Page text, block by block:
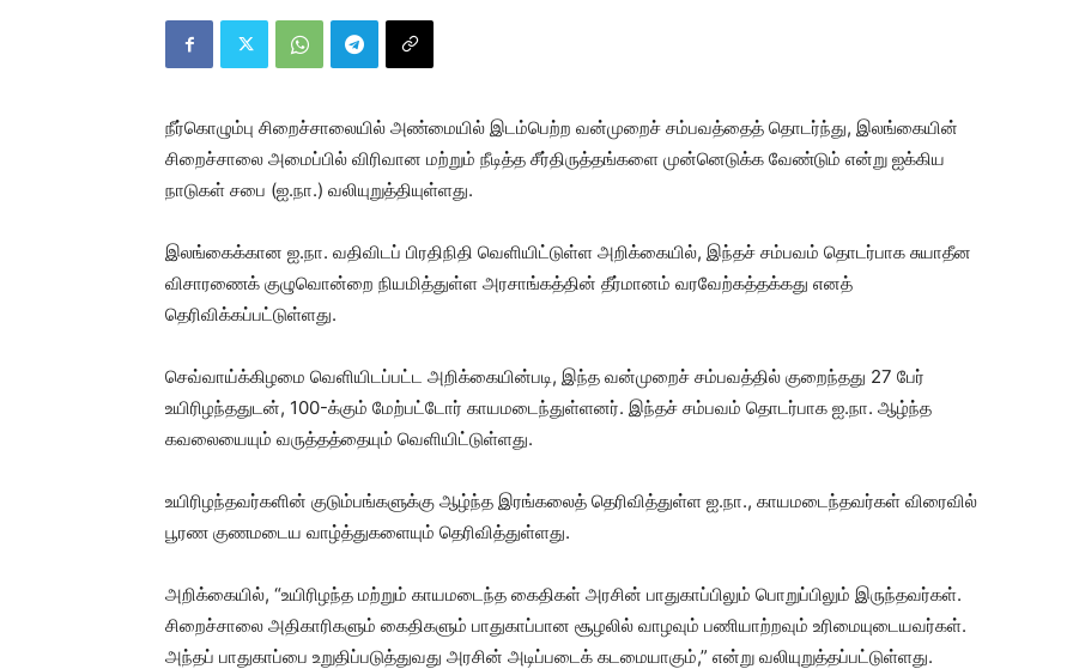
நீர்கொழும்பு சிறைச்சாலையில் அண்மையில் இடம்பெற்ற வன்முறைச் சம்பவத்தைத் தொடர்ந்து, இலங்கையின்
சிறைச்சாலை அமைப்பில் விரிவான மற்றும் நீடித்த சீர்திருத்தங்களை முன்னெடுக்க வேண்டும் என்று ஐக்கிய
நாடுகள் சபை (ஐ.நா.) வலியுறுத்தியுள்ளது.
இலங்கைக்கான ஐ.நா. வதிவிடப் பிரதிநிதி வெளியிட்டுள்ள அறிக்கையில், இந்தச் சம்பவம் தொடர்பாக சுயாதீன
விசாரணைக் குழுவொன்றை நியமித்துள்ள அரசாங்கத்தின் தீர்மானம் வரவேற்கத்தக்கது எனத்
தெரிவிக்கப்பட்டுள்ளது.
செவ்வாய்க்கிழமை வெளியிடப்பட்ட அறிக்கையின்படி, இந்த வன்முறைச் சம்பவத்தில் குறைந்தது 27 பேர்
உயிரிழந்ததுடன், 100-க்கும் மேற்பட்டோர் காயமடைந்துள்ளனர். இந்தச் சம்பவம் தொடர்பாக ஐ.நா. ஆழ்ந்த
கவலையையும் வருத்தத்தையும் வெளியிட்டுள்ளது.
உயிரிழந்தவர்களின் குடும்பங்களுக்கு ஆழ்ந்த இரங்கலைத் தெரிவித்துள்ள ஐ.நா., காயமடைந்தவர்கள் விரைவில்
பூரண குணமடைய வாழ்த்துகளையும் தெரிவித்துள்ளது.
அறிக்கையில், “உயிரிழந்த மற்றும் காயமடைந்த கைதிகள் அரசின் பாதுகாப்பிலும் பொறுப்பிலும் இருந்தவர்கள்.
சிறைச்சாலை அதிகாரிகளும் கைதிகளும் பாதுகாப்பான சூழலில் வாழவும் பணியாற்றவும் உரிமையுடையவர்கள்.
அந்தப் பாதுகாப்பை உறுதிப்படுத்துவது அரசின் அடிப்படைக் கடமையாகும்,” என்று வலியுறுத்தப்பட்டுள்ளது.